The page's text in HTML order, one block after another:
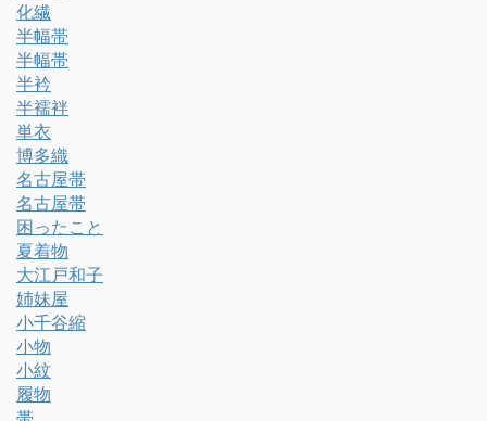
化繊
半幅帯
半幅帯
半衿
半襦袢
単衣
博多織
名古屋帯
名古屋帯
困ったこと
夏着物
大江戸和子
姉妹屋
小千谷縮
小物
小紋
履物